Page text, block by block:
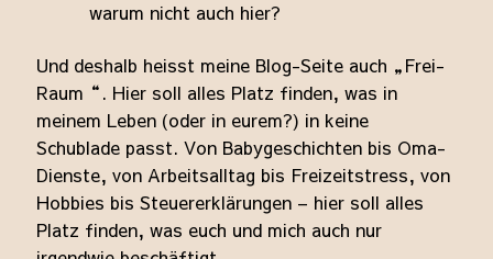
warum nicht auch hier?
Und deshalb heisst meine Blog-Seite auch „Frei-
Raum“. Hier soll alles Platz finden, was in
meinem Leben (oder in eurem?) in keine
Schublade passt. Von Babygeschichten bis Oma-
Dienste, von Arbeitsalltag bis Freizeitstress, von
Hobbies bis Steuererklärungen – hier soll alles
Platz finden, was euch und mich auch nur